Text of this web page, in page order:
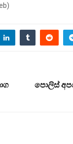
පොලිස්